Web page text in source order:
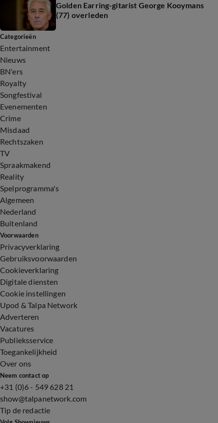
Golden Earring-gitarist George Kooymans
(77) overleden
Categorieën
Entertainment
Nieuws
BN'ers
Royalty
Songfestival
Evenementen
Crime
Misdaad
Rechtszaken
TV
Spraakmakend
Reality
Spelprogramma's
Algemeen
Nederland
Buitenland
Voorwaarden
Privacyverklaring
Gebruiksvoorwaarden
Cookieverklaring
Digitale diensten
Cookie instellingen
Upod & Talpa Network
Adverteren
Vacatures
Publieksservice
Toegankelijkheid
Over ons
Neem contact op
+31 (0)6 - 549 628 21
show@talpanetwork.com
Tip de redactie